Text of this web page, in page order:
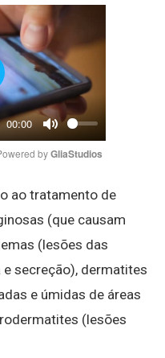
00:00
Mute
by GliaStudios
ao tratamento de
(que causam
(lesões das
secreção), dermatites
e úmidas de áreas
(lesões